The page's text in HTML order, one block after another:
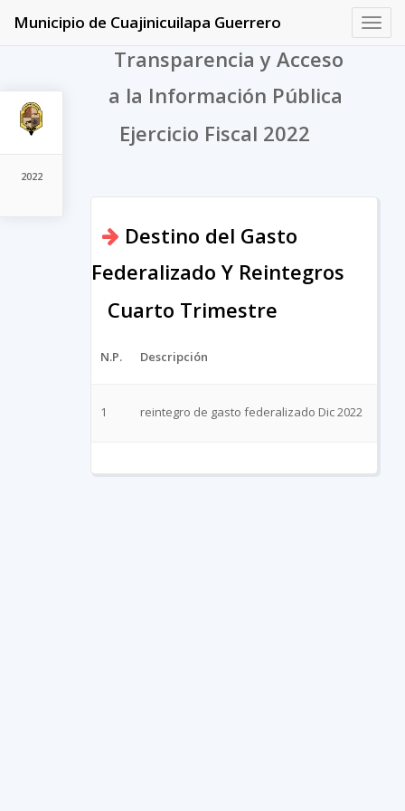
2022
Municipio de Cuajinicuilapa Guerrero
Transparencia y Acceso
a la Información Pública
Ejercicio Fiscal 2022
Destino del Gasto
Federalizado Y Reintegros
Cuarto Trimestre
N.P. Descripción
1 reintegro de gasto federalizado Dic 2022